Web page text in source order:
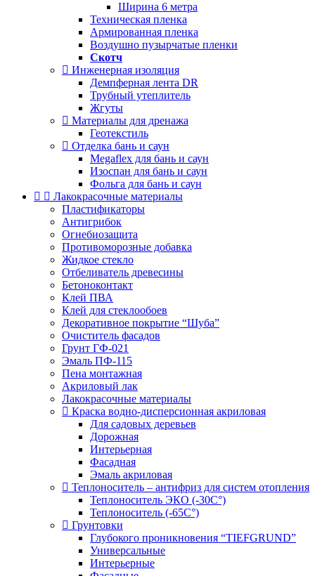
Ширина 6 метра
Техническая пленка
Армированная пленка
Воздушно пузырчатые пленки
Скотч
Инженерная изоляция
Демпферная лента DR
Трубный утеплитель
Жгуты
Материалы для дренажа
Геотекстиль
Отделка бань и саун
Megaflex для бань и саун
Изоспан для бань и саун
Фольга для бань и саун
Лакокрасочные материалы
Пластификаторы
Антигрибок
Огнебиозащита
Противоморозные добавка
Жидкое стекло
Отбеливатель древесины
Бетоноконтакт
Клей ПВА
Клей для стеклообоев
Декоративное покрытие “Шуба”
Очиститель фасадов
Грунт ГФ-021
Эмаль ПФ-115
Пена монтажная
Акриловый лак
Лакокрасочные материалы
Краска водно-дисперсионная акриловая
Для садовых деревьев
Дорожная
Интерьерная
Фасадная
Эмаль акриловая
Теплоноситель – антифриз для систем отопления
Теплоноситель ЭКО (-30С°)
Теплоноситель (-65С°)
Грунтовки
Глубокого проникновения “TIEFGRUND”
Универсальные
Интерьерные